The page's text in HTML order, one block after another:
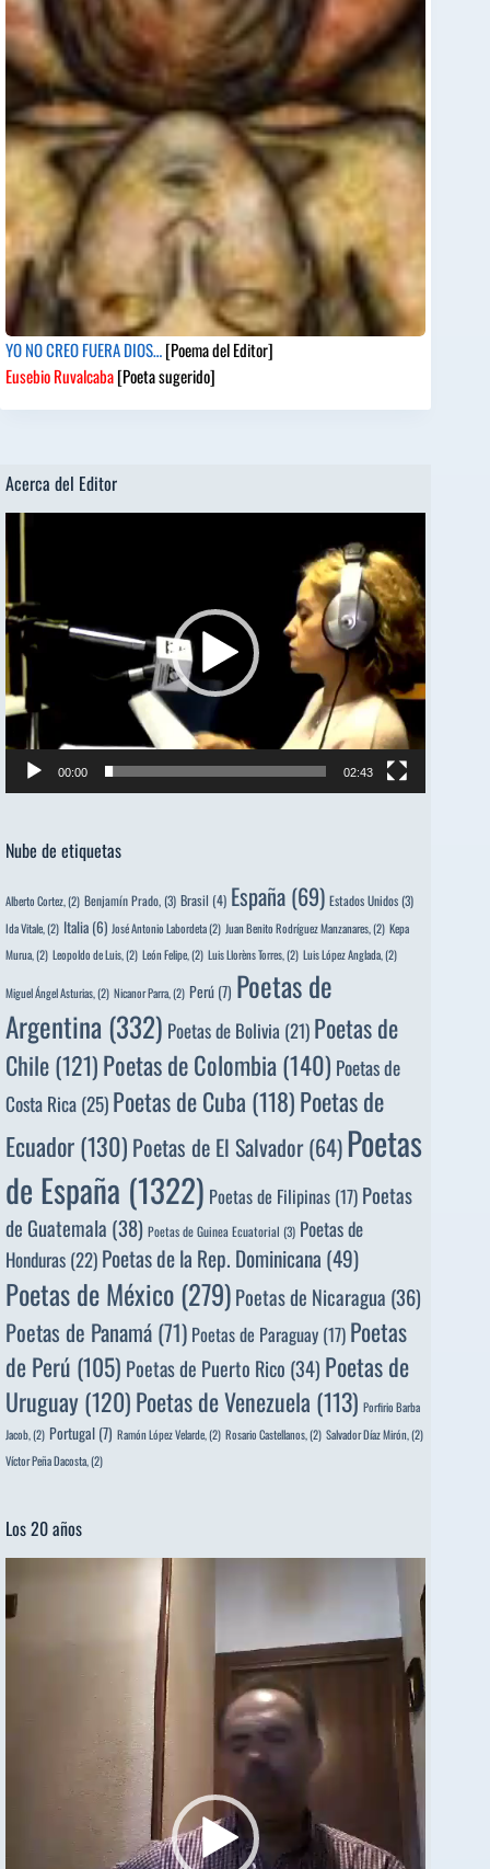
YO NO CREO FUERA DIOS…[Poema del Editor]
Eusebio Ruvalcaba[Poeta sugerido]
Acerca del Editor
de
vídeo
00:00 02:43
Nube de etiquetas
Alberto Cortez, (2) Benjamín Prado,(3) Brasil (4) España (69) Estados Unidos(3)
Ida Vitale, (2) Italia (6) José Antonio Labordeta(2) Juan Benito Rodríguez Manzanares, (2) Kepa
Murua, (2) Leopoldo de Luis, (2) León Felipe, (2) Luis Llorèns Torres, (2) Luis López Anglada, (2)
Miguel Ángel Asturias, (2) Nicanor Parra, (2) Perú (7) Poetas de
Argentina (332) Poetas de Bolivia (21) Poetas de
Chile(121)Poetas de Colombia(140) Poetas de
Costa Rica(25)Poetas de Cuba (118)Poetas de
Ecuador(130) Poetas de El Salvador(64)Poetas
de España (1322) Poetas de Filipinas (17) Poetas
de Guatemala (38) Poetas de Guinea Ecuatorial (3) Poetas de
Honduras (22) Poetas de la Rep. Dominicana (49)
Poetas de México(279)Poetas de Nicaragua (36)
Poetas de Panamá (71) Poetas de Paraguay (17) Poetas
de Perú (105) Poetas de Puerto Rico (34) Poetas de
Uruguay(120)Poetas de Venezuela (113) Porfirio Barba
Jacob, (2) Portugal (7) Ramón López Velarde, (2) Rosario Castellanos, (2) Salvador Díaz Mirón, (2)
Víctor Peña Dacosta, (2)
Los 20 años
de
vídeo